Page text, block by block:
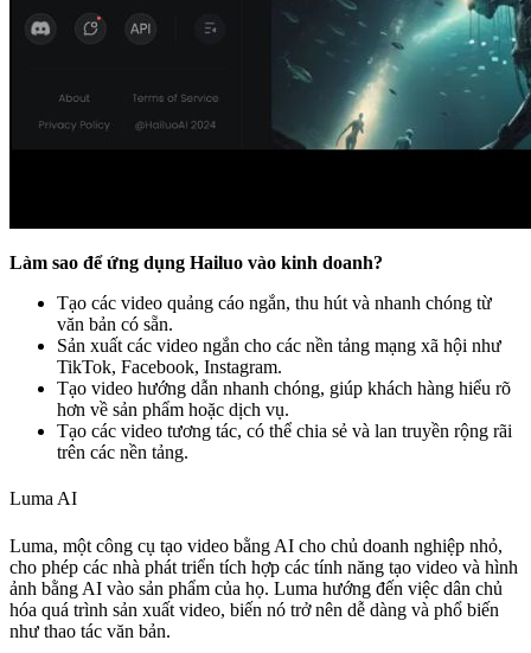
Làm sao để ứng dụng Hailuo vào kinh doanh?
Tạo các video quảng cáo ngắn, thu hút và nhanh chóng từ
văn bản có sẵn.
Sản xuất các video ngắn cho các nền tảng mạng xã hội như
TikTok, Facebook, Instagram.
Tạo video hướng dẫn nhanh chóng, giúp khách hàng hiểu rõ
hơn về sản phẩm hoặc dịch vụ.
Tạo các video tương tác, có thể chia sẻ và lan truyền rộng rãi
trên các nền tảng.
Luma AI
Luma, một công cụ tạo video bằng AI cho chủ doanh nghiệp nhỏ,
cho phép các nhà phát triển tích hợp các tính năng tạo video và hình
ảnh bằng AI vào sản phẩm của họ. Luma hướng đến việc dân chủ
hóa quá trình sản xuất video, biến nó trở nên dễ dàng và phổ biến
như thao tác văn bản.